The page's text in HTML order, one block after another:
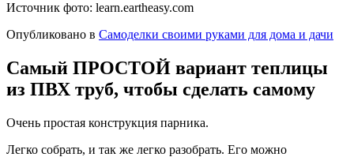
Источник фото: learn.eartheasy.com
Опубликовано в Самоделки своими руками для дома и дачи
Самый ПРОСТОЙ вариант теплицы
из ПВХ труб, чтобы сделать самому
Очень простая конструкция парника.
Легко собрать, и так же легко разобрать. Его можно